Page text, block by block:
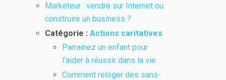
Marketeur : vendre sur Internet ou
construire un business ?
Catégorie :Actions caritatives
Parrainez un enfant pour
l’aider à réussir dans la vie
Comment reloger des sans-